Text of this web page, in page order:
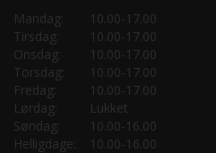
Mandag:
10.00-17.00
Tirsdag:
10.00-17.00
Onsdag:
10.00-17.00
Torsdag:
10.00-17.00
Fredag:
10.00-17.00
Lørdag:
Lukket
Søndag:
10.00-16.00
Helligdage:
10.00-16.00